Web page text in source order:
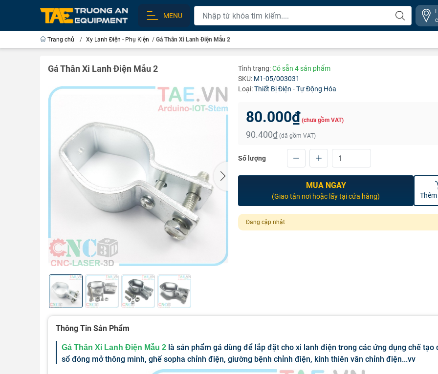
MENU
Trang chủ / Xy Lanh Điện - Phụ Kiện / Gá Thân Xi Lanh Điện Mẫu 2
Gá Thân Xi Lanh Điện Mẫu 2 Tình trạng:Có sẵn 4 sản phẩm
SKU: M1-05/003031
Loại:Thiết Bị Điện - Tự Động Hóa
80.000₫ (chưa gồm VAT)
90.400₫ (đã gồm VAT)
Số lượng
MUA NGAY
(Giao tận nơi hoặc lấy tại cửa hàng)
Đang cập nhật
Thông Tin Sản Phẩm
Gá Thân Xi Lanh Điện Mẫu 2 là sản phẩm gá dùng để lắp đặt cho xi lanh điện trong các ứng dụng chế tạo
sổ đóng mở thông minh, ghế sopha chỉnh điện, giường bệnh chỉnh điện, kính thiên văn chỉnh điện...vv